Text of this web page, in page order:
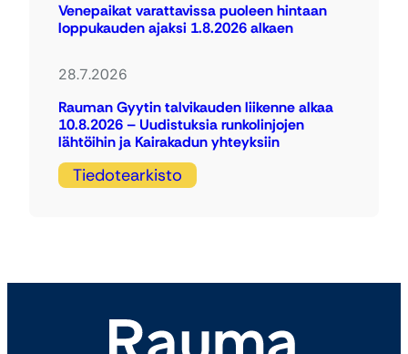
Venepaikat varattavissa puoleen hintaan
loppukauden ajaksi 1.8.2026 alkaen
28.7.2026
Rauman Gyytin talvikauden liikenne alkaa
10.8.2026 – Uudistuksia runkolinjojen
lähtöihin ja Kairakadun yhteyksiin
Tiedotearkisto